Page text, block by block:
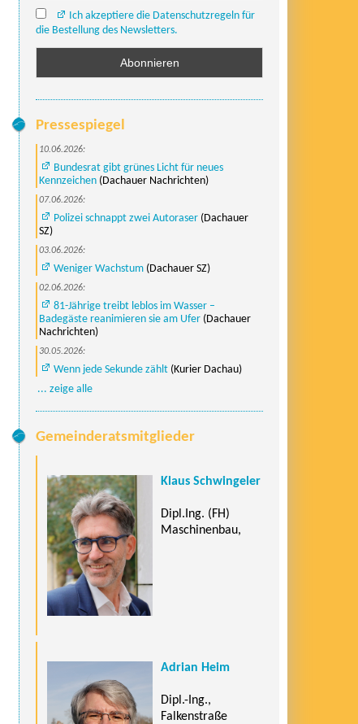
Ich akzeptiere die Datenschutzregeln für
die Bestellung des Newsletters.
Pressespiegel
10.06.2026:
Bundesrat gibt grünes Licht für neues
Kennzeichen (Dachauer Nachrichten)
07.06.2026:
Polizei schnappt zwei Autoraser (Dachauer
SZ)
03.06.2026:
Weniger Wachstum (Dachauer SZ)
02.06.2026:
81-Jährige treibt leblos im Wasser –
Badegäste reanimieren sie am Ufer (Dachauer
Nachrichten)
30.05.2026:
Wenn jede Sekunde zählt (Kurier Dachau)
... zeige alle
Gemeinderatsmitglieder
Klaus Schwingeler
Dipl.Ing. (FH)
Maschinenbau,
Adrian Heim
Dipl.-Ing.,
Falkenstraße